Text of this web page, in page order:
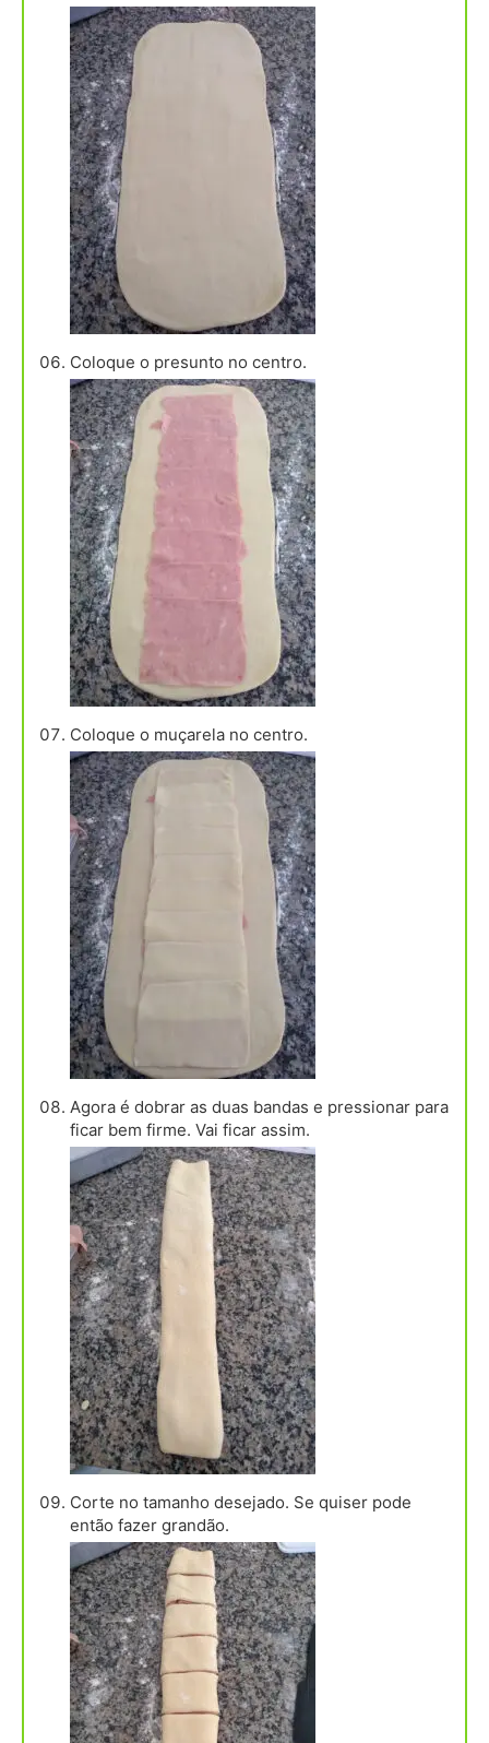
Coloque o presunto no centro.
Coloque o muçarela no centro.
Agora é dobrar as duas bandas e pressionar para
ficar bem firme. Vai ficar assim.
Corte no tamanho desejado. Se quiser pode
então fazer grandão.